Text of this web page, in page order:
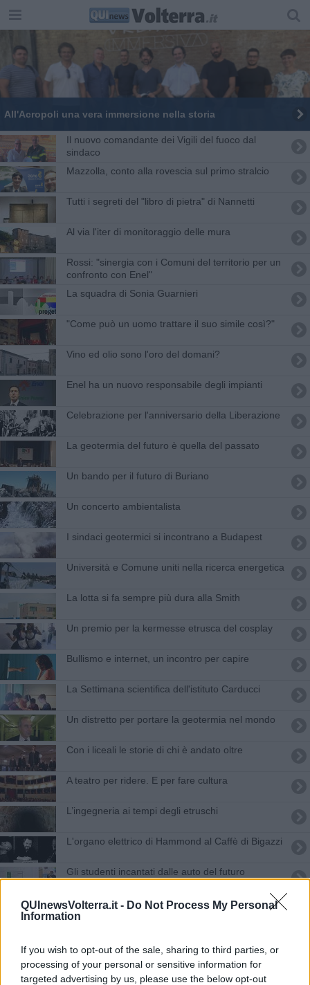
QUInewsVolterra.it - Do Not Process My Personal
Information
If you wish to opt-out of the sale, sharing to third parties, or
processing of your personal or sensitive information for
targeted advertising by us, please use the below opt-out
All'Acropoli una vera immersione nella storia
Il nuovo comandante dei Vigili del fuoco dal
sindaco
Mazzolla, conto alla rovescia sul primo stralcio
Tutti i segreti del "libro di pietra" di Nannetti
Al via l'iter di monitoraggio delle mura
Rossi: "sinergia con i Comuni del territorio per un
confronto con Enel"
La squadra di Sonia Guarnieri
"Come può un uomo trattare il suo simile così?"
Vino ed olio sono l'oro del domani?
Enel ha un nuovo responsabile degli impianti
Celebrazione per l'anniversario della Liberazione
La geotermia del futuro è quella del passato
Un bando per il futuro di Buriano
Un concerto ambientalista
I sindaci geotermici si incontrano a Budapest
Università e Comune uniti nella ricerca energetica
La lotta si fa sempre più dura alla Smith
Un premio per la kermesse etrusca del cosplay
Bullismo e internet, un incontro per capire
La Settimana scientifica dell'istituto Carducci
Un distretto per portare la geotermia nel mondo
Con i liceali le storie di chi è andato oltre
A teatro per ridere. E per fare cultura
L’ingegneria ai tempi degli etruschi
L'organo elettrico di Hammond al Caffè di Bigazzi
Gli studenti incantati dalle auto del futuro
Successo per la festa della robotica
Decreto rinnovabili, le Regioni contro il governo